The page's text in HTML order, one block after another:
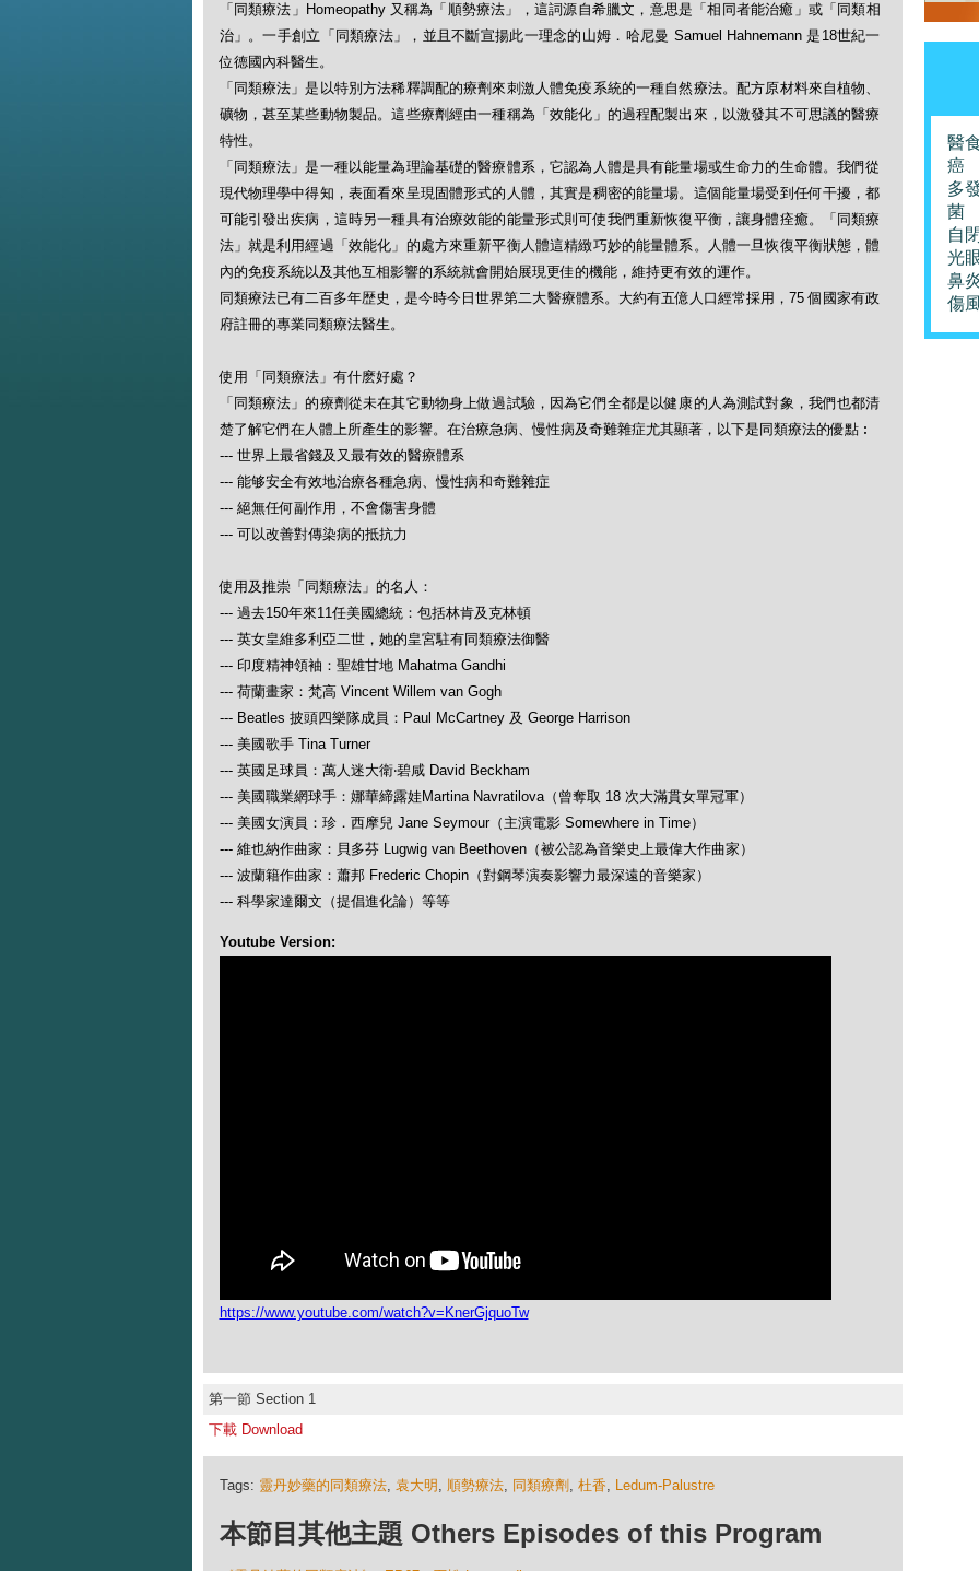
「同類療法」Homeopathy 又稱為「順勢療法」，這詞源自希臘文，意思是「相同者能治癒」或「同類相
治」。一手創立「同類療法」，並且不斷宣揚此一理念的山姆．哈尼曼 Samuel Hahnemann 是18世紀一
位德國內科醫生。
「同類療法」是以特別方法稀釋調配的療劑來刺激人體免疫系統的一種自然療法。配方原材料來自植物、
礦物，甚至某些動物製品。這些療劑經由一種稱為「效能化」的過程配製出來，以激發其不可思議的醫療
特性。
「同類療法」是一種以能量為理論基礎的醫療體系，它認為人體是具有能量場或生命力的生命體。我們從
現代物理學中得知，表面看來呈現固體形式的人體，其實是稠密的能量場。這個能量場受到任何干擾，都
可能引發出疾病，這時另一種具有治療效能的能量形式則可使我們重新恢復平衡，讓身體痊癒。「同類療
法」就是利用經過「效能化」的處方來重新平衡人體這精緻巧妙的能量體系。人體一旦恢復平衡狀態，體
內的免疫系統以及其他互相影響的系統就會開始展現更佳的機能，維持更有效的運作。
同類療法已有二百多年歴史，是今時今日世界第二大醫療體系。大約有五億人口經常採用，75 個國家有政
府註冊的專業同類療法醫生。
使用「同類療法」有什麽好處？
「同類療法」的療劑從未在其它動物身上做過試驗，因為它們全都是以健康的人為測試對象，我們也都清
楚了解它們在人體上所產生的影響。在治療急病、慢性病及奇難雜症尤其顯著，以下是同類療法的優點︰
--- 世界上最省錢及又最有效的醫療體系
--- 能够安全有效地治療各種急病、慢性病和奇難雜症
--- 絕無任何副作用，不會傷害身體
--- 可以改善對傳染病的抵抗力
使用及推崇「同類療法」的名人：
--- 過去150年來11任美國總統：包括林肯及克林頓
--- 英女皇維多利亞二世，她的皇宮駐有同類療法御醫
--- 印度精神領袖：聖雄甘地 Mahatma Gandhi
--- 荷蘭畫家：梵高 Vincent Willem van Gogh
--- Beatles 披頭四樂隊成員：Paul McCartney 及 George Harrison
--- 美國歌手 Tina Turner
--- 英國足球員：萬人迷大衛‧碧咸 David Beckham
--- 美國職業網球手：娜華締露娃Martina Navratilova（曾奪取 18 次大滿貫女單冠軍）
--- 美國女演員：珍．西摩兒 Jane Seymour（主演電影 Somewhere in Time）
--- 維也納作曲家：貝多芬 Lugwig van Beethoven（被公認為音樂史上最偉大作曲家）
--- 波蘭籍作曲家：蕭邦 Frederic Chopin（對鋼琴演奏影響力最深遠的音樂家）
--- 科學家達爾文（提倡進化論）等等
Youtube Version:
https://www.youtube.com/watch?v=KnerGjquoTw
第一節 Section 1
下載 Download
Tags: 靈丹妙藥的同類療法, 袁大明 , 順勢療法, 同類療劑 , 杜香, Ledum-Palustre
本節目其他主題 Others Episodes of this Program
醫
癌
多
菌
自
光
鼻
傷